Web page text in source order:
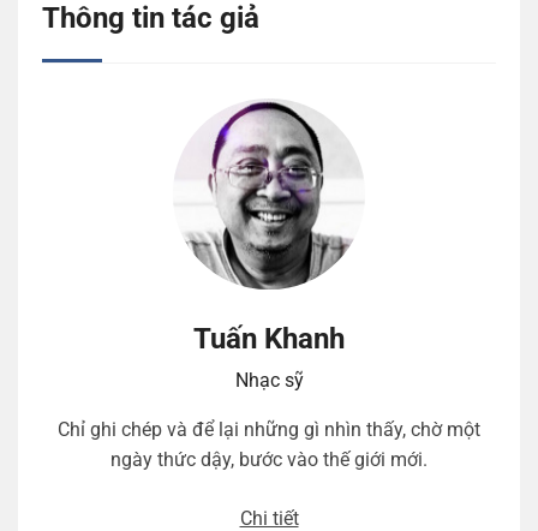
Thông tin tác giả
Tuấn Khanh
Nhạc sỹ
Chỉ ghi chép và để lại những gì nhìn thấy, chờ một
ngày thức dậy, bước vào thế giới mới.
Chi tiết